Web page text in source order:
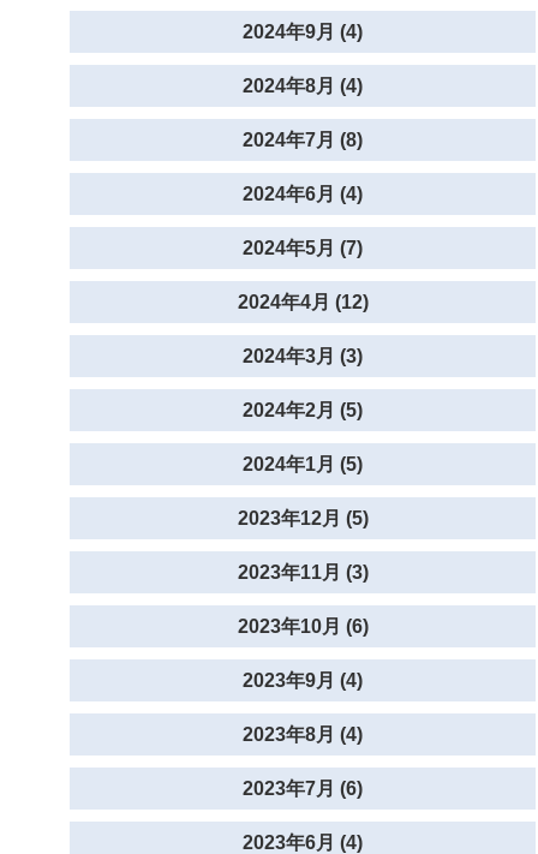
2024年9月 (4)
2024年8月 (4)
2024年7月 (8)
2024年6月 (4)
2024年5月 (7)
2024年4月 (12)
2024年3月 (3)
2024年2月 (5)
2024年1月 (5)
2023年12月 (5)
2023年11月 (3)
2023年10月 (6)
2023年9月 (4)
2023年8月 (4)
2023年7月 (6)
2023年6月 (4)